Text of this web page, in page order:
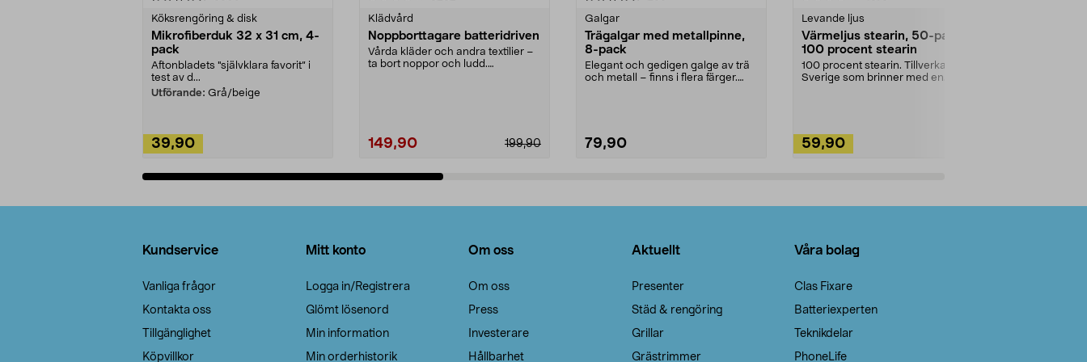
Köksrengöring & disk
Mikrofiberduk 32 x 31 cm, 4-
pack
Aftonbladets "självklara favorit” i
test av d...
Utförande: Grå/beige
39,90
Klädvård
Noppborttagare batteridriven
Vårda kläder och andra textilier –
ta bort noppor och ludd.
199,90
149,90
Galgar
Trägalgar med metallpinne,
8-pack
Elegant och gedigen galge av trä
och metall – finns i flera färger.
79,90
Levande ljus
Värmeljus stearin, 50-pack,
100 procent stearin
100 procent stearin. Tillverkade i
Sverige som brinner med en
59,90
Kundservice
Vanliga frågor
Kontakta oss
Tillgänglighet
Köpvillkor
Mitt konto
Logga in/Registrera
Glömt lösenord
Min information
Min orderhistorik
Om oss
Om oss
Press
Investerare
Hållbarhet
Aktuellt
Presenter
Städ & rengöring
Grillar
Grästrimmer
Våra bolag
Clas Fixare
Batteriexperten
Teknikdelar
PhoneLife